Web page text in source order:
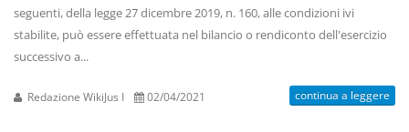
seguenti, della legge 27 dicembre 2019, n. 160, alle condizioni ivi
stabilite, può essere effettuata nel bilancio o rendiconto dell'esercizio
successivo a...
Redazione WikiJus I 02/04/2021 continua a leggere